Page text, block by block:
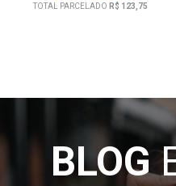
TOTAL PARCELADO R$ 123,75
BLOG